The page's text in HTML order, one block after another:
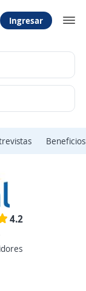
Ingresar
Beneficios
4.2